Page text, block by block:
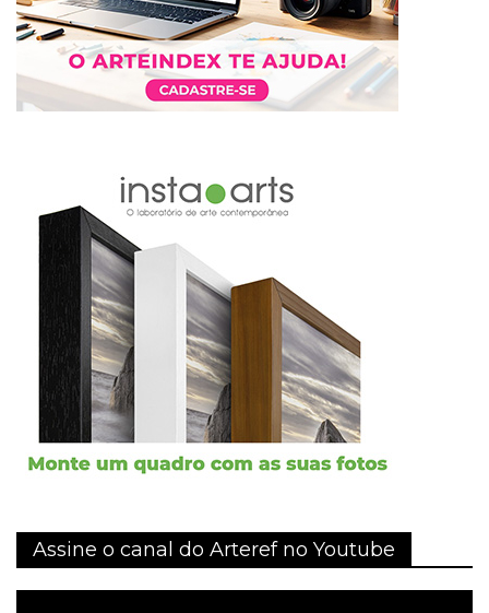
Assine o canal do Arteref no Youtube